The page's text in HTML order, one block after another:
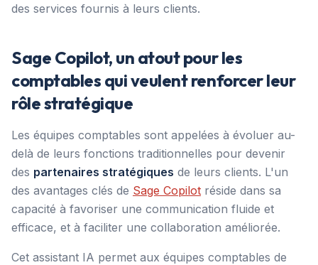
des services fournis à leurs clients.
Sage Copilot, un atout pour les
comptables qui veulent renforcer leur
rôle stratégique
Les équipes comptables sont appelées à évoluer au-
delà de leurs fonctions traditionnelles pour devenir
des partenaires stratégiques de leurs clients. L'un
des avantages clés de Sage Copilot réside dans sa
capacité à favoriser une communication fluide et
efficace, et à faciliter une collaboration améliorée.
Cet assistant IA permet aux équipes comptables de